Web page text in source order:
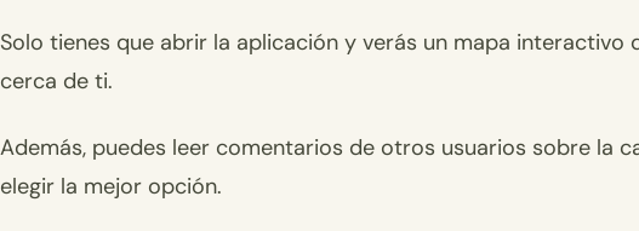
Solo tienes que abrir la aplicación y verás un mapa
cerca de ti.
Además, puedes leer comentarios de otros usuarios sobre la
elegir la mejor opción.